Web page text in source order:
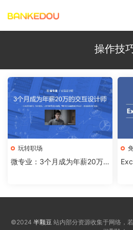
操作技
玩转职场
微专业：3个月成为年薪20万
©2024 半颗豆站内部分资源收集于网络，